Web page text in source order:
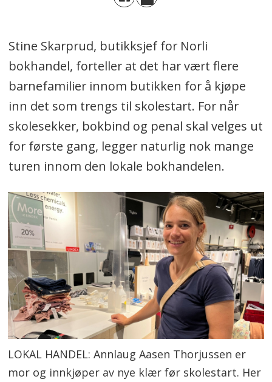
Stine Skarprud, butikksjef for Norli
bokhandel, forteller at det har vært flere
barnefamilier innom butikken for å kjøpe
inn det som trengs til skolestart. For når
skolesekker, bokbind og penal skal velges ut
for første gang, legger naturlig nok mange
turen innom den lokale bokhandelen.
LOKAL HANDEL: Annlaug Aasen Thorjussen er
mor og innkjøper av nye klær før skolestart. Her